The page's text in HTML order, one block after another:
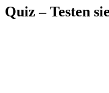
Quiz – Testen